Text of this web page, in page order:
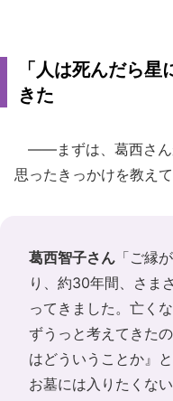
「人は死んだら
きた
――まずは、葛西さん
思ったきっかけを教えて
葛西智子さん 「ご縁
り、約30年間、さま
ってきました。亡く
ずうっと考えてきた
はどういうことか』
お墓には入りたくな